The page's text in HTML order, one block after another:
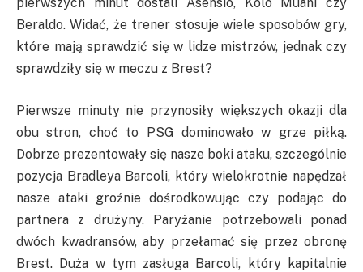
Beraldo. Widać, że trener stosuje wiele sposobów gry,
które mają sprawdzić się w lidze mistrzów, jednak czy
sprawdziły się w meczu z Brest?
Pierwsze minuty nie przynosiły większych okazji dla
obu stron, choć to PSG dominowało w grze piłką.
Dobrze prezentowały się nasze boki ataku, szczególnie
pozycja Bradleya Barcoli, który wielokrotnie napędzał
nasze ataki groźnie dośrodkowując czy podając do
partnera z drużyny. Paryżanie potrzebowali ponad
dwóch kwadransów, aby przełamać się przez obronę
Brest. Duża w tym zasługa Barcoli, który kapitalnie